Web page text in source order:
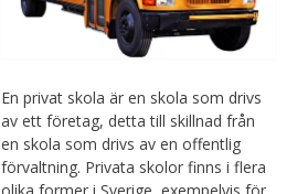
En privat skola är en skola som drivs
av ett företag, detta till skillnad från
en skola som drivs av en offentlig
förvaltning. Privata skolor finns i flera
olika former i Sverige, exempelvis för